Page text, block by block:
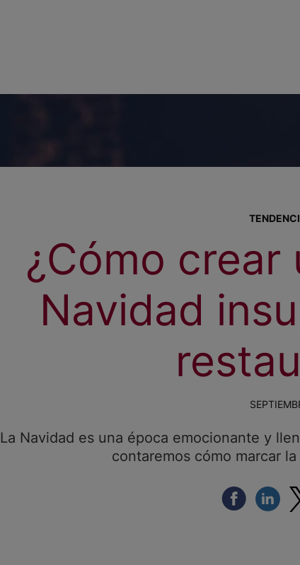
¿Cómo crear
Navidad
La Navidad es una época emocionante y
contaremos cómo marcar
Compartir